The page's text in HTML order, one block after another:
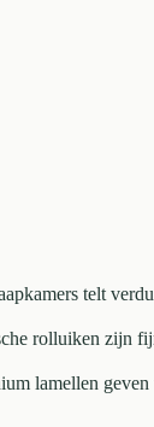
telt
rolluiken zijn
lamellen geven